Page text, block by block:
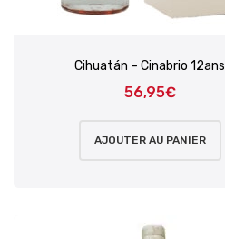
Cihuatán – Cinabrio 12ans
56,95€
AJOUTER AU PANIER